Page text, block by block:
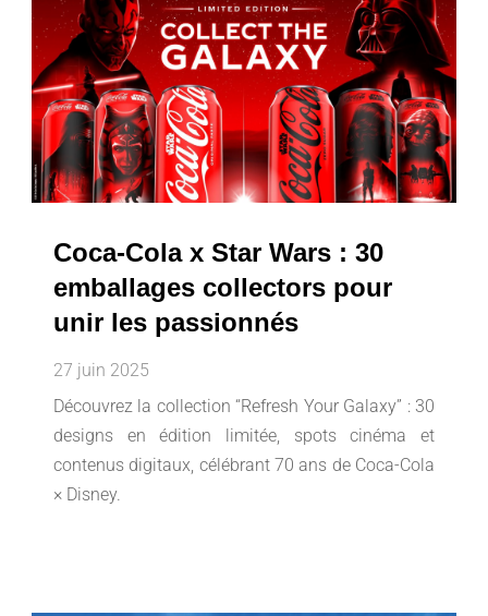
Coca-Cola x Star Wars : 30
emballages collectors pour
unir les passionnés
27 juin 2025
Découvrez la collection “Refresh Your Galaxy” : 30
designs en édition limitée, spots cinéma et
contenus digitaux, célébrant 70 ans de Coca-Cola
× Disney.